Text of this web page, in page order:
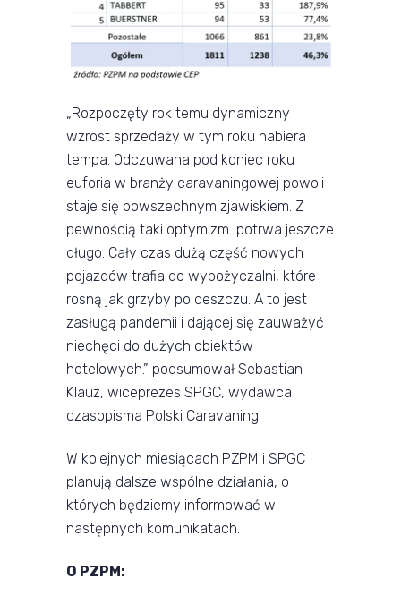
„Rozpoczęty rok temu dynamiczny
wzrost sprzedaży w tym roku nabiera
tempa. Odczuwana pod koniec roku
euforia w branży caravaningowej powoli
staje się powszechnym zjawiskiem. Z
pewnością taki optymizm potrwa jeszcze
długo. Cały czas dużą część nowych
pojazdów trafia do wypożyczalni, które
rosną jak grzyby po deszczu. A to jest
zasługą pandemii i dającej się zauważyć
niechęci do dużych obiektów
hotelowych.” podsumował Sebastian
Klauz, wiceprezes SPGC, wydawca
czasopisma Polski Caravaning.
W kolejnych miesiącach PZPM i SPGC
planują dalsze wspólne działania, o
których będziemy informować w
następnych komunikatach.
O PZPM: